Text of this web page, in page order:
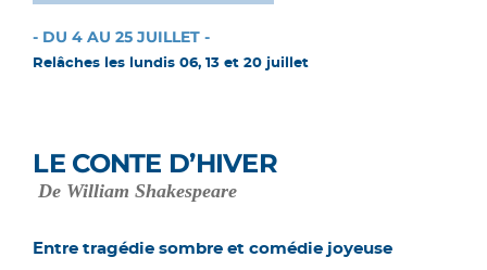
- DU 4 AU 25 JUILLET -
Relâches les lundis 06, 13 et 20 juillet
LE CONTE D’HIVER
De William Shakespeare
Entre tragédie sombre et comédie joyeuse